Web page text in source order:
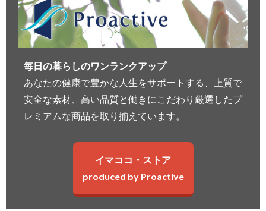
毎日の暮らしのワンランクアップ
あなたの健康で豊かな人生をサポートする、上質で
安全な素材、高い品質と働きにこだわり厳選したプ
レミアムな商品を取り揃えています。
イマココ・ストア
produced by Proactive